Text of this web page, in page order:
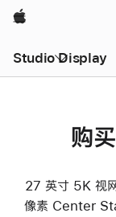
Apple
Studio Display
购
27 英寸 5K 视
像素 Center